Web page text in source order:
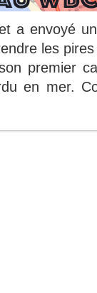
a envoyé
les
premier
en mer.